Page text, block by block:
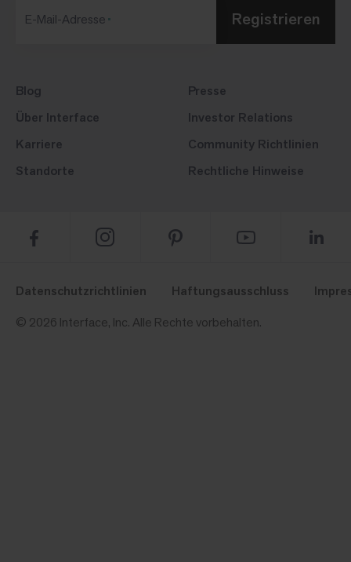
Blog
Über Interface
Karriere
Standorte
Presse
Investor Relations
Community Richtlinien
Rechtliche Hinweise
E-Mail-Adresse Registrieren
Datenschutzrichtlinien Haftungsausschluss
© 2026 Interface, Inc. Alle Rechte vorbehalten.